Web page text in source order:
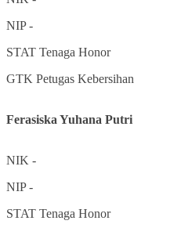
NIP-
STAT Tenaga Honor
GTK Petugas Kebersihan
Ferasiska Yuhana Putri
NIK -
NIP-
STAT Tenaga Honor